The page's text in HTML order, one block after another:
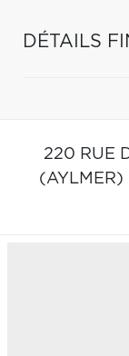
DÉTAILS
220 RUE
(AYLMER)